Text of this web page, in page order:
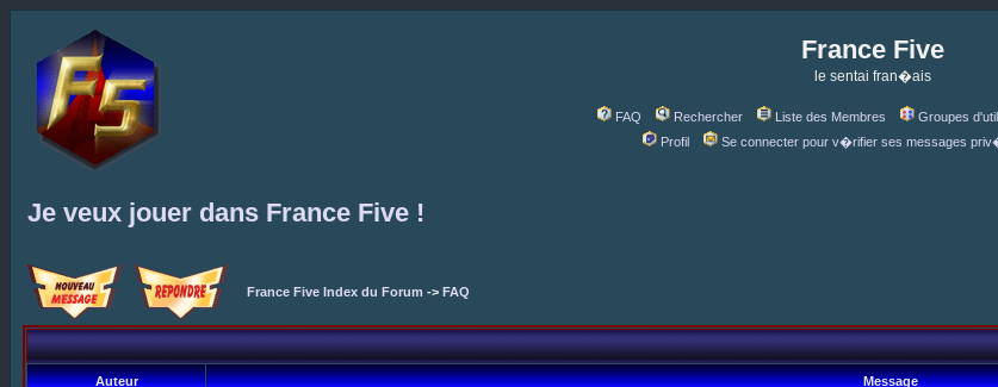
France Five
le sentai fran�ais
FAQ Rechercher Liste des Membres Groupes
Profil
Se connecter pour v�rifier ses messages
Je veux jouer dans France Five !
France Five Index du Forum -> FAQ
Auteur
Message